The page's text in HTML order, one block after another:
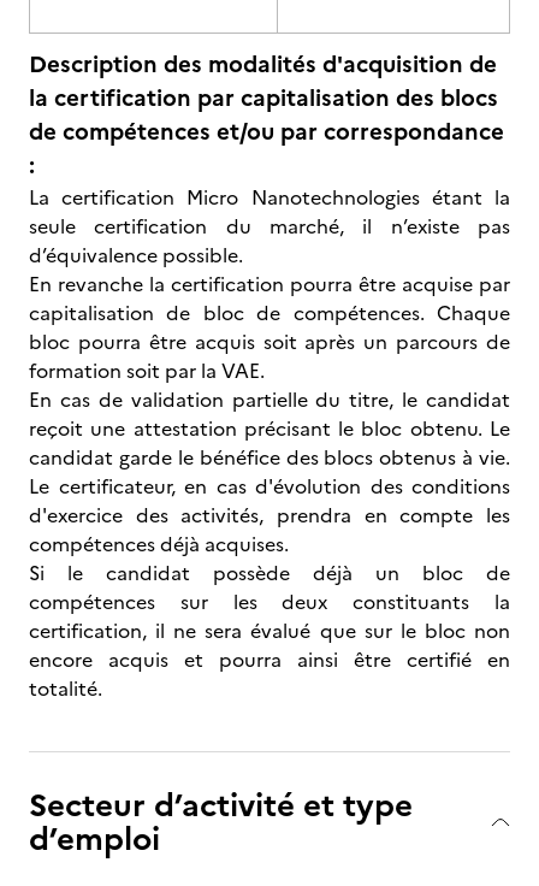
Description des modalités d'acquisition de
la certification par capitalisation des blocs
de compétences et/ou par correspondance
:
La certification Micro Nanotechnologies étant la
seule certification du marché, il n’existe pas
d’équivalence possible.
En revanche la certification pourra être acquise par
capitalisation de bloc de compétences. Chaque
bloc pourra être acquis soit après un parcours de
formation soit par la VAE.
En cas de validation partielle du titre, le candidat
reçoit une attestation précisant le bloc obtenu. Le
candidat garde le bénéfice des blocs obtenus à vie.
Le certificateur, en cas d'évolution des conditions
d'exercice des activités, prendra en compte les
compétences déjà acquises.
Si le candidat possède déjà un bloc de
compétences sur les deux constituants la
certification, il ne sera évalué que sur le bloc non
encore acquis et pourra ainsi être certifié en
totalité.
Secteur d’activité et type
d’emploi